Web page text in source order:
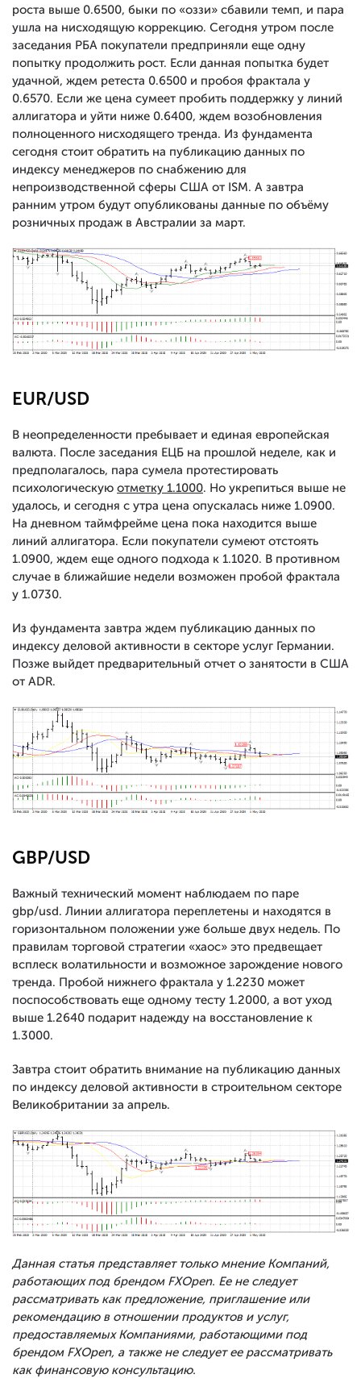
роста выше 0.6500, быки по «оззи» сбавили темп, и пара
ушла на нисходящую коррекцию. Сегодня утром после
заседания РБА покупатели предприняли еще одну
попытку продолжить рост. Если данная попытка будет
удачной, ждем ретеста 0.6500 и пробоя фрактала у
0.6570. Если же цена сумеет пробить поддержку у линий
аллигатора и уйти ниже 0.6400, ждем возобновления
полноценного нисходящего тренда. Из фундамента
сегодня стоит обратить на публикацию данных по
индексу менеджеров по снабжению для
непроизводственной сферы США от ISM. А завтра
ранним утром будут опубликованы данные по объёму
розничных продаж в Австралии за март.
EUR/USD
В неопределенности пребывает и единая европейская
валюта. После заседания ЕЦБ на прошлой неделе, как и
предполагалось, пара сумела протестировать
психологическую отметку 1.1000. Но укрепиться выше не
удалось, и сегодня с утра цена опускалась ниже 1.0900.
На дневном таймфрейме цена пока находится выше
линий аллигатора. Если покупатели сумеют отстоять
1.0900, ждем еще одного подхода к 1.1020. В противном
случае в ближайшие недели возможен пробой фрактала
у 1.0730.
Из фундамента завтра ждем публикацию данных по
индексу деловой активности в секторе услуг Германии.
Позже выйдет предварительный отчет о занятости в США
от ADR.
GBP/USD
Важный технический момент наблюдаем по паре
gbp/usd. Линии аллигатора переплетены и находятся в
горизонтальном положении уже больше двух недель. По
правилам торговой стратегии «хаос» это предвещает
всплеск волатильности и возможное зарождение нового
тренда. Пробой нижнего фрактала у 1.2230 может
поспособствовать еще одному тесту 1.2000, а вот уход
выше 1.2640 подарит надежду на восстановление к
1.3000.
Завтра стоит обратить внимание на публикацию данных
по индексу деловой активности в строительном секторе
Великобритании за апрель.
Данная статья представляет только мнение Компаний,
работающих под брендом FXOpen. Ее не следует
рассматривать как предложение, приглашение или
рекомендацию в отношении продуктов и услуг,
предоставляемых Компаниями, работающими под
брендом FXOpen, а также не следует ее рассматривать
как финансовую консультацию.